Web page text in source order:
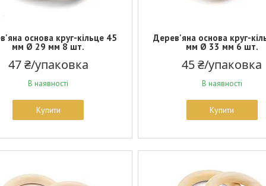
основа круг-кільце 45
мм Ø 29 мм 8 шт.
47 ₴/упаковка
В наявності
Купити
Дерев'яна основа круг-
мм Ø 33 мм 6 шт.
45 ₴/упаковка
В наявності
Купити